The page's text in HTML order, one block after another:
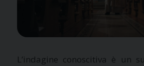
L’indagine conoscitiva è un